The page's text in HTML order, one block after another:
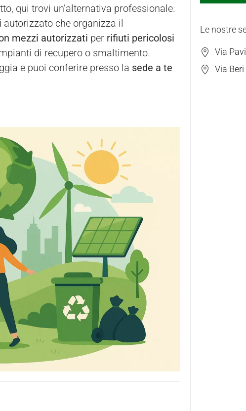
qui trovi un’alternativa professionale.
autorizzato che organizza il
mezzi autorizzati per rifiuti pericolosi
di recupero o smaltimento.
e puoi conferire presso la sede a te
Le nostre
Via
Via